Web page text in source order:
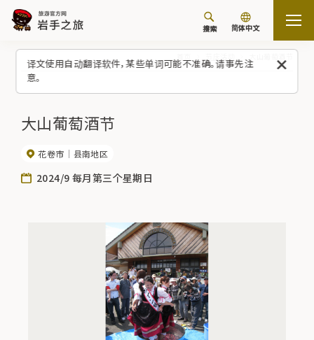
译文使用自动翻译软件，某些单词可能不准确。请事先注
意。
搜索 简体中文
大山葡萄酒节
花卷市 县南地区
2024/9 每月第三个星期日